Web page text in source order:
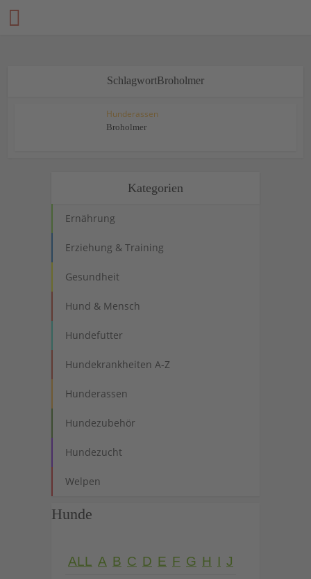
SchlagwortBroholmer
Hunderassen
Broholmer
Kategorien
Ernährung
Erziehung & Training
Gesundheit
Hund & Mensch
Hundefutter
Hundekrankheiten A-Z
Hunderassen
Hundezubehör
Hundezucht
Welpen
Hunde
ALL A B C D E F G H I J